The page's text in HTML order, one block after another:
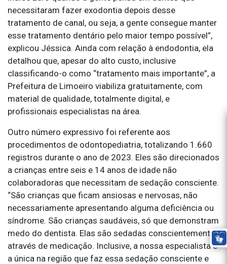
necessitaram fazer exodontia depois desse
tratamento de canal, ou seja, a gente consegue manter
esse tratamento dentário pelo maior tempo possível”,
explicou Jéssica. Ainda com relação à endodontia, ela
detalhou que, apesar do alto custo, inclusive
classificando-o como “tratamento mais importante”, a
Prefeitura de Limoeiro viabiliza gratuitamente, com
material de qualidade, totalmente digital, e
profissionais especialistas na área.
Outro número expressivo foi referente aos
procedimentos de odontopediatria, totalizando 1.660
registros durante o ano de 2023. Eles são direcionados
a crianças entre seis e 14 anos de idade não
colaboradoras que necessitam de sedação consciente.
“São crianças que ficam ansiosas e nervosas, não
necessariamente apresentando alguma deficiência ou
síndrome. São crianças saudáveis, só que demonstram
medo do dentista. Elas são sedadas conscientemente,
através de medicação. Inclusive, a nossa especialista é
a única na região que faz essa sedação consciente e